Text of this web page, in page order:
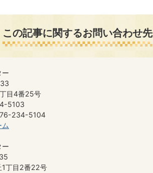
この記事に関するお問い合わせ先
ー
目4番25号
5103
234-5104
ム
ー
1丁目2番22号